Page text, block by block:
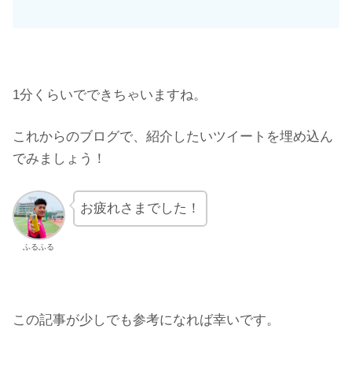
1分くらいでできちゃいますね。
これからのブログで、紹介したいツイートを埋め込ん
でみましょう！
ふるふる
お疲れさまでした！
この記事が少しでも参考になれば幸いです。